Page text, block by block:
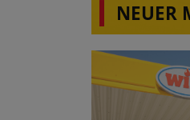
NEUER